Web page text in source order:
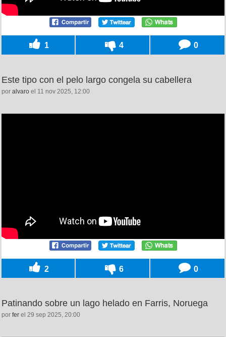
1 4 0
Este tipo con el pelo largo congela su cabellera
por alvaro el 11 nov 2025, 12:00
2 6 0
Patinando sobre un lago helado en Farris, Noruega
por fer el 29 sep 2025, 20:00